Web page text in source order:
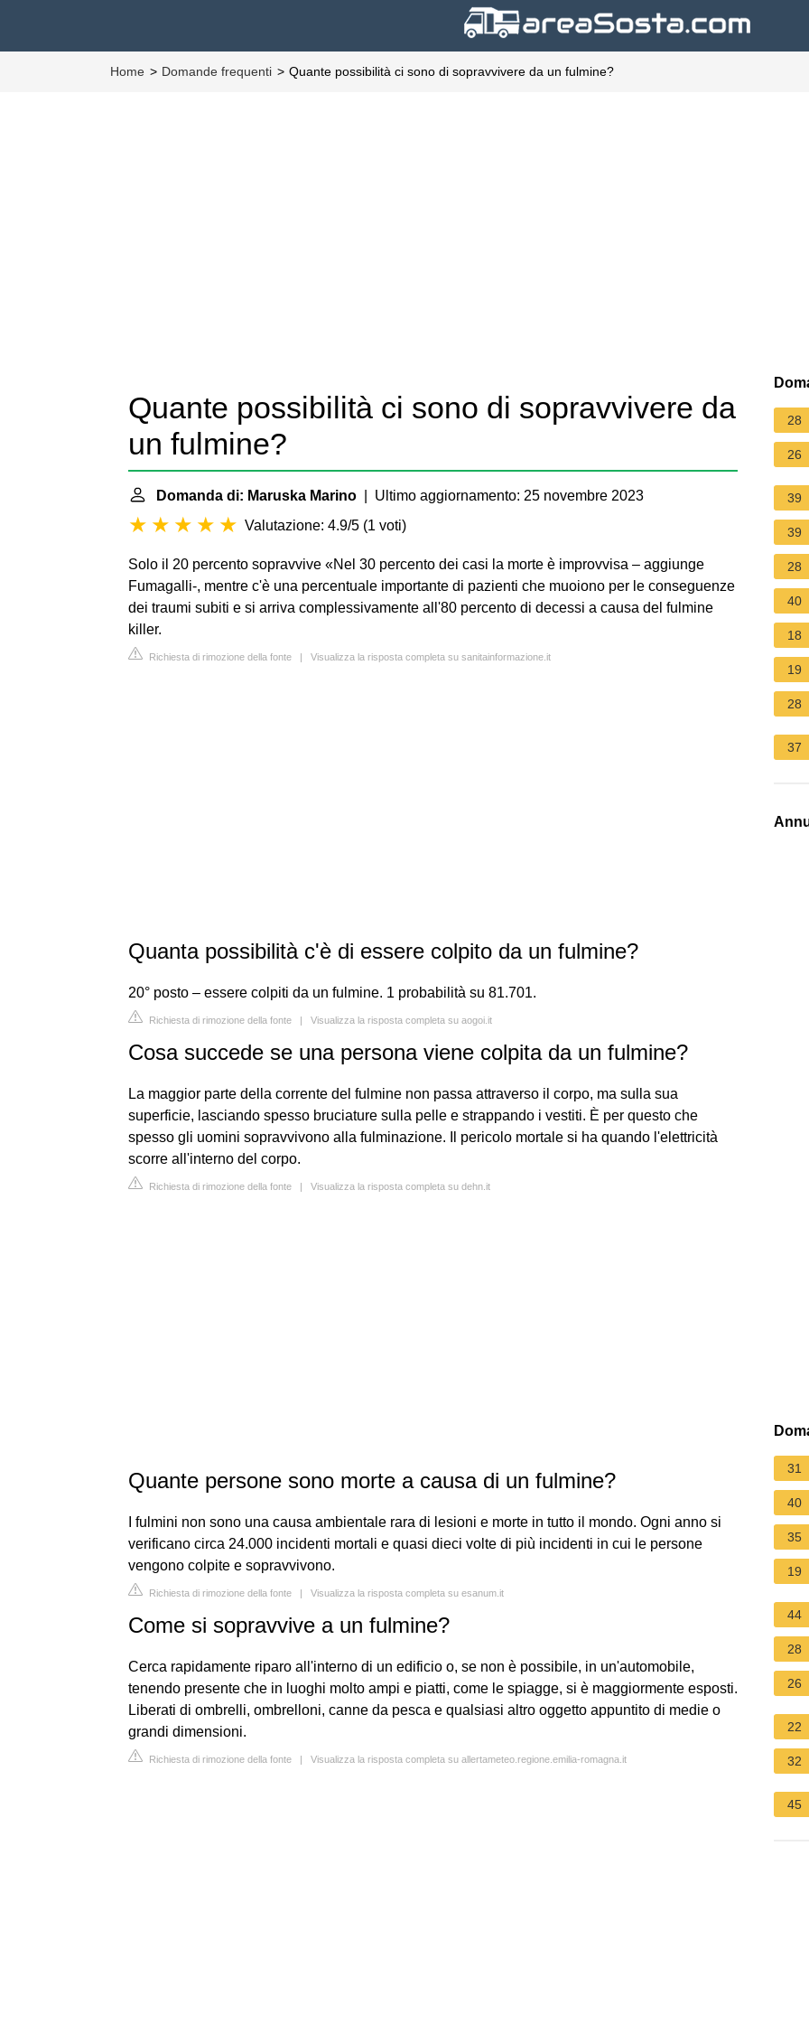
Home Domande frequenti Quante possibilità ci sono di sopravvivere da un fulmine?
Quante possibilità ci sono di sopravvivere da
un fulmine?
Domanda di: Maruska Marino | Ultimo aggiornamento: 25 novembre 2023
Valutazione: 4.9/5 (1 voti)
Solo il 20 percento sopravvive «Nel 30 percento dei casi la morte è improvvisa – aggiunge
Fumagalli-, mentre c'è una percentuale importante di pazienti che muoiono per le conseguenze
dei traumi subiti e si arriva complessivamente all'80 percento di decessi a causa del fulmine
killer.
Richiesta di rimozione della fonte | Visualizza la risposta completa su sanitainformazione.it
Quanta possibilità c'è di essere colpito da un fulmine?
20° posto – essere colpiti da un fulmine. 1 probabilità su 81.701.
Richiesta di rimozione della fonte | Visualizza la risposta completa su aogoi.it
Cosa succede se una persona viene colpita da un fulmine?
La maggior parte della corrente del fulmine non passa attraverso il corpo, ma sulla sua
superficie, lasciando spesso bruciature sulla pelle e strappando i vestiti. È per questo che
spesso gli uomini sopravvivono alla fulminazione. Il pericolo mortale si ha quando l'elettricità
scorre all'interno del corpo.
Richiesta di rimozione della fonte | Visualizza la risposta completa su dehn.it
Quante persone sono morte a causa di un fulmine?
I fulmini non sono una causa ambientale rara di lesioni e morte in tutto il mondo. Ogni anno si
verificano circa 24.000 incidenti mortali e quasi dieci volte di più incidenti in cui le persone
vengono colpite e sopravvivono.
Richiesta di rimozione della fonte | Visualizza la risposta completa su esanum.it
Come si sopravvive a un fulmine?
Cerca rapidamente riparo all'interno di un edificio o, se non è possibile, in un'automobile,
tenendo presente che in luoghi molto ampi e piatti, come le spiagge, si è maggiormente esposti.
Liberati di ombrelli, ombrelloni, canne da pesca e qualsiasi altro oggetto appuntito di medie o
grandi dimensioni.
Richiesta di rimozione della fonte | Visualizza la risposta completa su allertameteo.regione.emilia-romagna.it
28
26
39
39
28
40
18
19
28
37
31
40
35
19
44
28
26
22
32
45